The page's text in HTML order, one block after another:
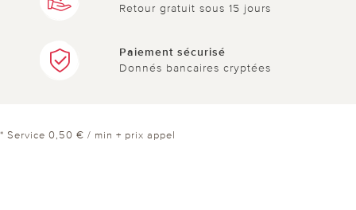
Retour gratuit sous 15 jours
Paiement sécurisé
Donnés bancaires cryptées
* Service 0,50 € / min + prix appel